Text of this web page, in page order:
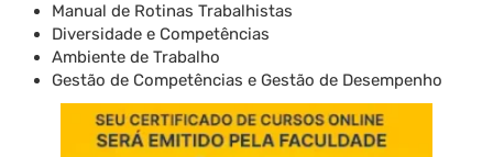
Manual de Rotinas Trabalhistas
Diversidade e Competências
Ambiente de Trabalho
Gestão de Competências e Gestão de Desempenho